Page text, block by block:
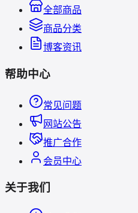
全部商品
商品分类
博客资讯
帮助中心
常见问题
网站公告
推广合作
会员中心
关于我们